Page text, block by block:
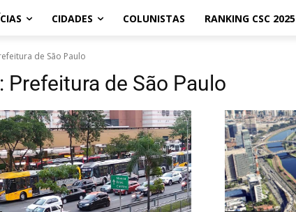
CIDADES COLUNISTAS RANKING CSC 2025
de São Paulo
Prefeitura de São Paulo